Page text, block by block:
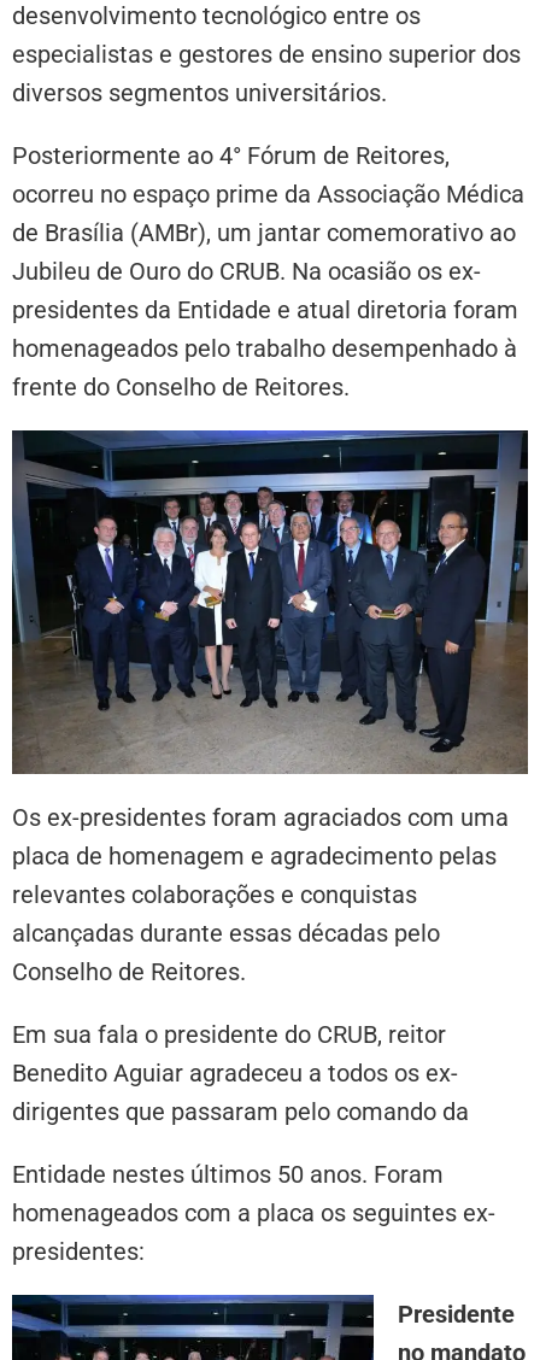
desenvolvimento tecnológico entre os
especialistas e gestores de ensino superior dos
diversos segmentos universitários.
Posteriormente ao 4° Fórum de Reitores,
ocorreu no espaço prime da Associação Médica
de Brasília (AMBr), um jantar comemorativo ao
Jubileu de Ouro do CRUB. Na ocasião os ex-
presidentes da Entidade e atual diretoria foram
homenageados pelo trabalho desempenhado à
frente do Conselho de Reitores.
Os ex-presidentes foram agraciados com uma
placa de homenagem e agradecimento pelas
relevantes colaborações e conquistas
alcançadas durante essas décadas pelo
Conselho de Reitores.
Em sua fala o presidente do CRUB, reitor
Benedito Aguiar agradeceu a todos os ex-
dirigentes que passaram pelo comando da
Entidade nestes últimos 50 anos. Foram
homenageados com a placa os seguintes ex-
presidentes:
Presidente
no mandato